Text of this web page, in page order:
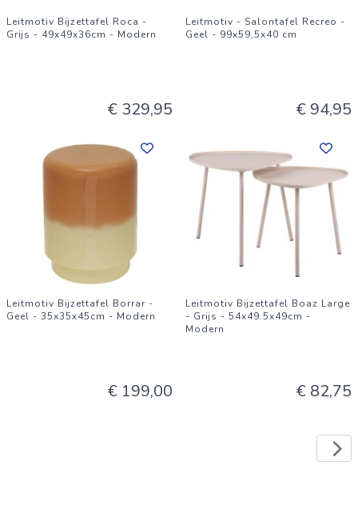
Leitmotiv Bijzettafel Roca -
Grijs - 49x49x36cm - Modern
€ 329,95
Leitmotiv - Salontafel Recreo -
Geel - 99x59,5x40 cm
€ 94,95
Leitmotiv Bijzettafel Borrar -
Geel - 35x35x45cm - Modern
€ 199,00
Leitmotiv Bijzettafel Boaz Large
- Grijs - 54x49.5x49cm -
Modern
€ 82,75